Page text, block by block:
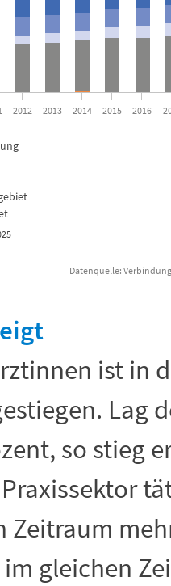
2012 2013 2014 2015 2016
Datenquelle:
ist in
Lag
so stieg
Zeitraum
gleichen